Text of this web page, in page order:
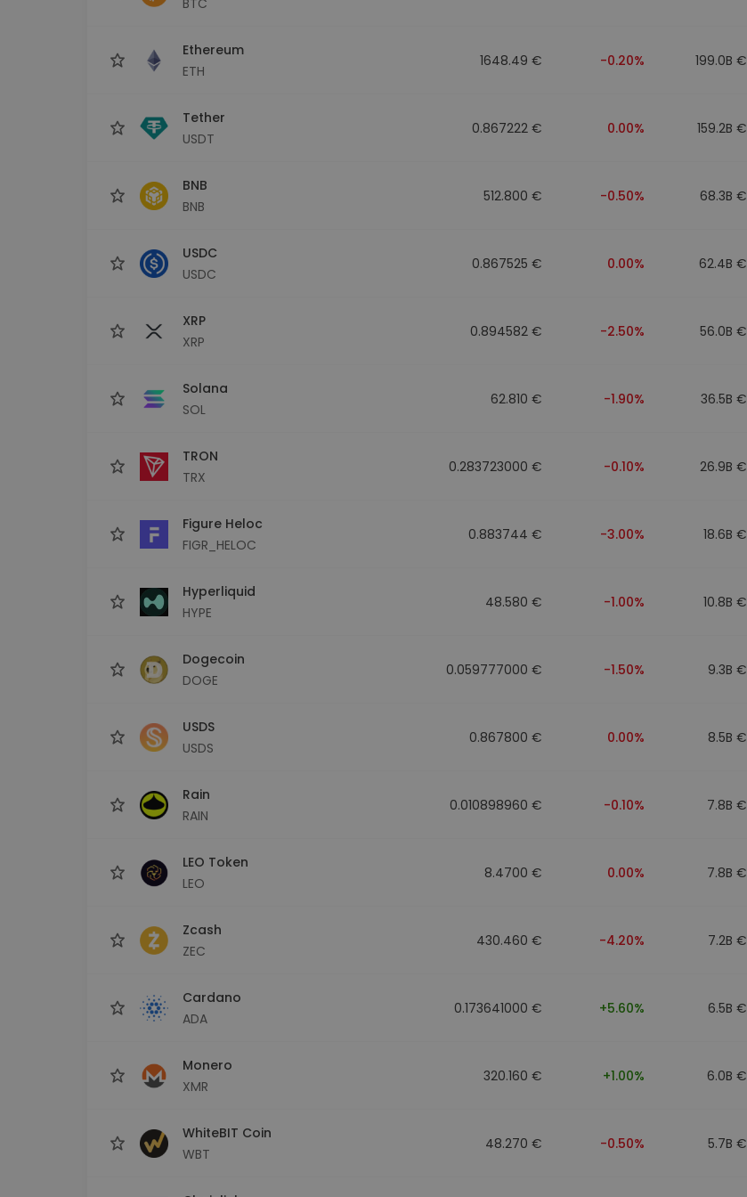
Ethereum
ETH
1648.49 € -0.20% 199.0B €
Tether
USDT
0.867222 € 0.00% 159.2B €
BNB
BNB
512.800 € -0.50% 68.3B €
USDC
USDC
0.867525 € 0.00% 62.4B €
XRP
XRP
0.894582 € -2.50% 56.0B €
Solana
SOL
62.810 € -1.90% 36.5B €
TRON
TRX
0.283723000 € -0.10% 26.9B €
Figure Heloc
FIGR_HELOC
0.883744 € -3.00% 18.6B €
Hyperliquid
HYPE
48.580 € -1.00% 10.8B €
Dogecoin
DOGE
0.059777000 € -1.50% 9.3B €
USDS
USDS
0.867800 € 0.00% 8.5B €
Rain
RAIN
0.010898960 € -0.10% 7.8B €
LEO Token
LEO
8.4700 € 0.00% 7.8B €
Zcash
ZEC
430.460 € -4.20% 7.2B €
Cardano
ADA
0.173641000 € +5.60% 6.5B €
Monero
XMR
320.160 € +1.00% 6.0B €
WhiteBIT Coin
WBT
48.270 € -0.50% 5.7B €